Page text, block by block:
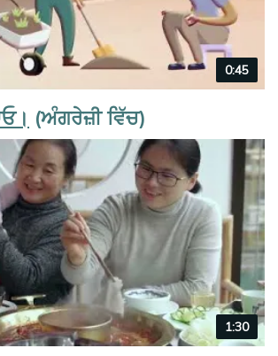
Video
duration
0:45
Video
duration
1:30